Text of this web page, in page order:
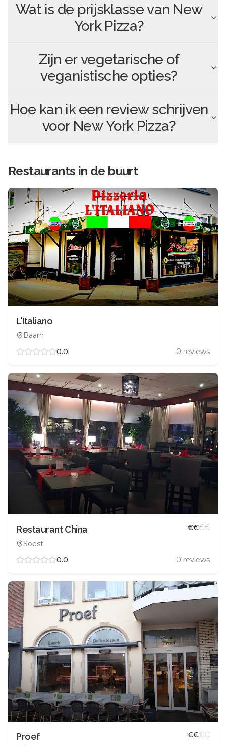
Wat is de prijsklasse van New
York Pizza?
Zijn er vegetarische of
veganistische opties?
Hoe kan ik een review schrijven
voor New York Pizza?
Restaurants in de buurt
L'Italiano
Baarn
0.0
0 reviews
Restaurant China
Soest
€€€€
0.0 0 reviews
Proef €€€€